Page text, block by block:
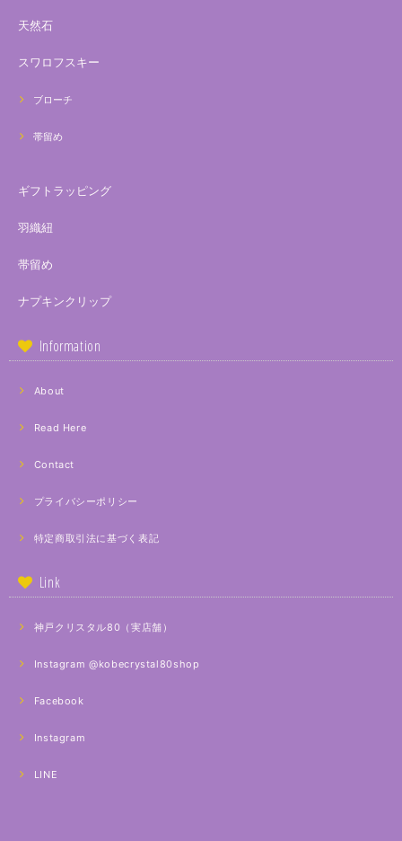
天然石
スワロフスキー
ブローチ
帯留め
ギフトラッピング
羽織紐
帯留め
ナプキンクリップ
Information
About
Read Here
Contact
プライバシーポリシー
特定商取引法に基づく表記
Link
神戸クリスタル80（実店舗）
Instagram @kobecrystal80shop
Facebook
Instagram
LINE